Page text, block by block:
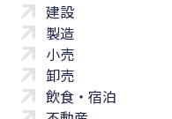
建設
製造
小売
卸売
飲食・宿泊